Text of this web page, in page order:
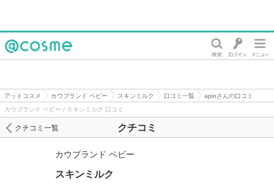
アットコスメ カウブランド ベビー スキンミルク 口コミ一覧
apinさんの口コミ
カウブランド ベビー / スキンミルク 口コミ
クチコミ
クチコミ一覧
カウブランド ベビー
スキンミルク